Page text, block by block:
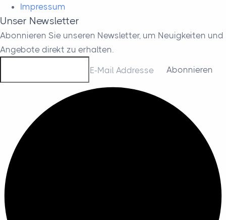
Impressum
Unser Newsletter
Abonnieren Sie unseren Newsletter, um Neuigkeiten und
Angebote direkt zu erhalten.
E-Mail Addresse